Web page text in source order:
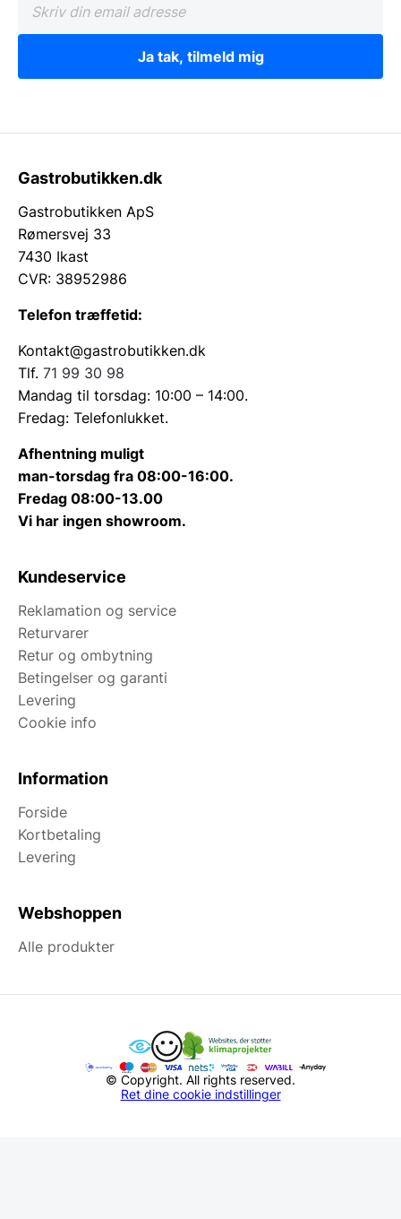
Ja tak, tilmeld mig
Gastrobutikken.dk
Gastrobutikken ApS
Rømersvej 33
7430 Ikast
CVR: 38952986
Telefon træffetid:
Kontakt@gastrobutikken.dk
Tlf. 71 99 30 98
Mandag til torsdag: 10:00 – 14:00.
Fredag: Telefonlukket.
Afhentning muligt
man-torsdag fra 08:00-16:00.
Fredag 08:00-13.00
Vi har ingen showroom.
Kundeservice
Reklamation og service
Returvarer
Retur og ombytning
Betingelser og garanti
Levering
Cookie info
Information
Forside
Kortbetaling
Levering
Webshoppen
Alle produkter
© Copyright. All rights reserved.
Ret dine cookie indstillinger